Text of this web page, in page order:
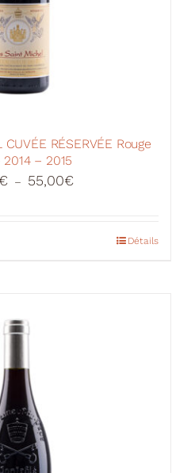
RÉSERVÉE Rouge
2014 – 2015
€ – 55,00€
Détails